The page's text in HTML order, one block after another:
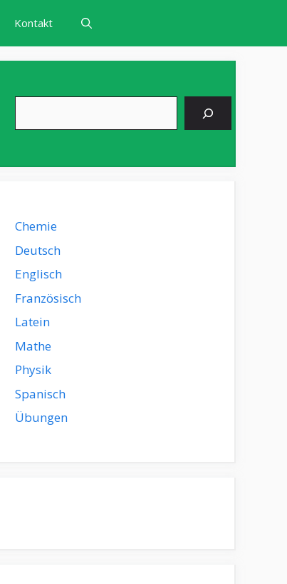
Kontakt
Chemie
Deutsch
Englisch
Französisch
Latein
Mathe
Physik
Spanisch
Übungen